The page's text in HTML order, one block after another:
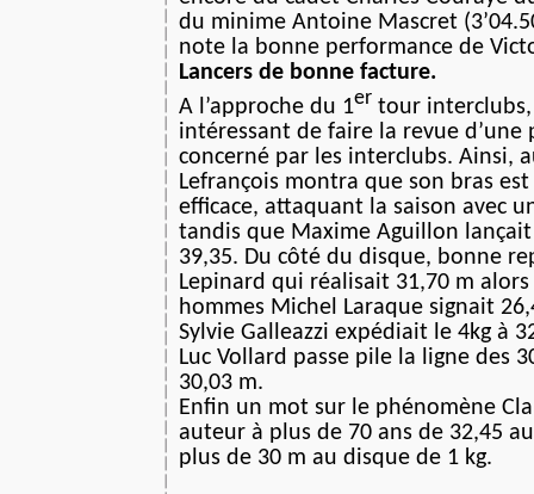
du minime Antoine Mascret
note la bonne performance de
Lancers de bonne facture.
A l’approche du 1er tour
intéressant de faire la revue d’une
concerné par les interclubs. Ainsi,
Lefrançois montra que son bras
efficace, attaquant la saison avec
tandis que Maxime Aguillon lançait
39,35. Du côté du disque, bonne
Lepinard qui réalisait 31,70 m alors
hommes Michel Laraque signait
Sylvie Galleazzi expédiait le 4kg à
Luc Vollard passe pile la ligne des
30,03 m.
Enfin un mot sur le phénomène
auteur à plus de 70 ans de 32,45
plus de 30 m au disque de 1 kg.